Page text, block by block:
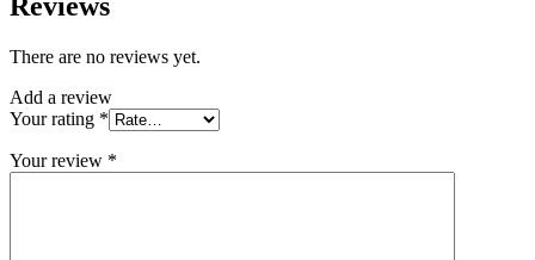
There are no reviews yet.
Add a review
Your rating *
Your review *